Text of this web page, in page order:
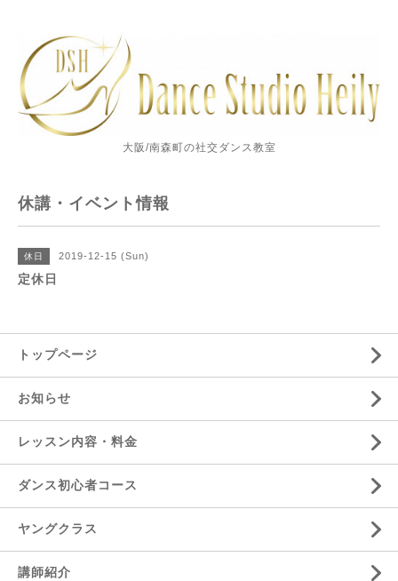
大阪/南森町の社交ダンス教室
休講・イベント情報
休日 2019-12-15 (Sun)
定休日
トップページ
お知らせ
レッスン内容・料金
ダンス初心者コース
ヤングクラス
講師紹介